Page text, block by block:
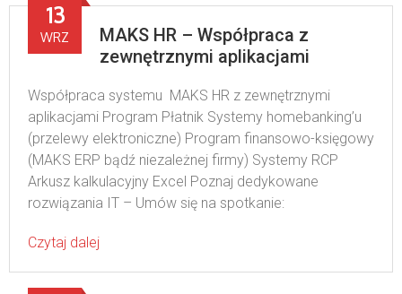
MAKS HR – Współpraca z
zewnętrznymi aplikacjami
13
WRZ
Współpraca systemu MAKS HR z zewnętrznymi
aplikacjami Program Płatnik Systemy homebanking’u
(przelewy elektroniczne) Program finansowo-księgowy
(MAKS ERP bądź niezależnej firmy) Systemy RCP
Arkusz kalkulacyjny Excel Poznaj dedykowane
rozwiązania IT – Umów się na spotkanie:
Czytaj dalej